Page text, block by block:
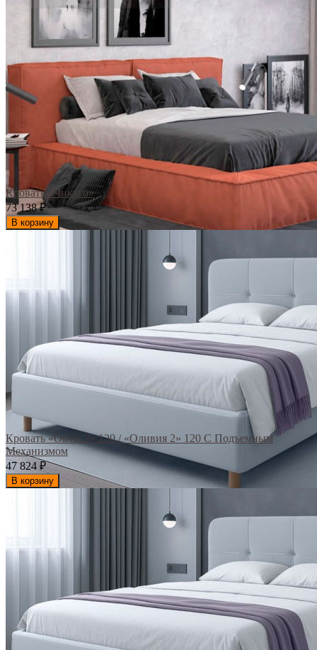
Кровать «Чикаго»
73 138₽
В корзину
Кровать «Olivia 2» 120 / «Оливия 2» 120 С Подъемным
Механизмом
47 824 ₽
В корзину